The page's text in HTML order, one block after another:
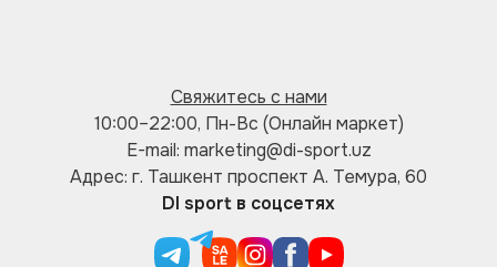
Свяжитесь с нами
10:00–22:00, Пн-Вс (Онлайн маркет)
E-mail: marketing@di-sport.uz
Адрес: г. Ташкент проспект А. Темура, 60
DI sport в соцсетях